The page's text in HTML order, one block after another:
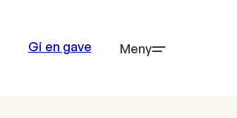
Gi en gave Meny